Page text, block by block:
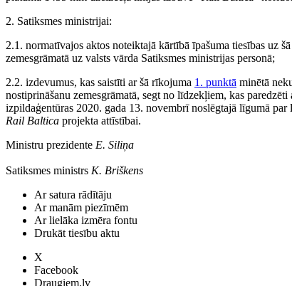
2. Satiksmes ministrijai:
2.1. normatīvajos aktos noteiktajā kārtībā īpašuma tiesības uz
zemesgrāmatā uz valsts vārda Satiksmes ministrijas personā;
2.2. izdevumus, kas saistīti ar šā rīkojuma 1. punktā minētā
nostiprināšanu zemesgrāmatā, segt no līdzekļiem, kas
izpildaģentūras 2020. gada 13. novembrī noslēgtajā līgumā
Rail Baltica projekta attīstībai.
Ministru prezidente E. Siliņa
Satiksmes ministrs K. Briškens
Ar satura rādītāju
Ar manām piezīmēm
Ar lielāka izmēra fontu
Drukāt tiesību aktu
X
Facebook
Draugiem.lv